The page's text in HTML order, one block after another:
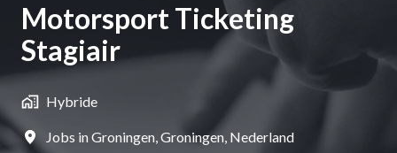
Motorsport Ticketing
Stagiair
Hybride
Jobs in Groningen,Groningen, Nederland